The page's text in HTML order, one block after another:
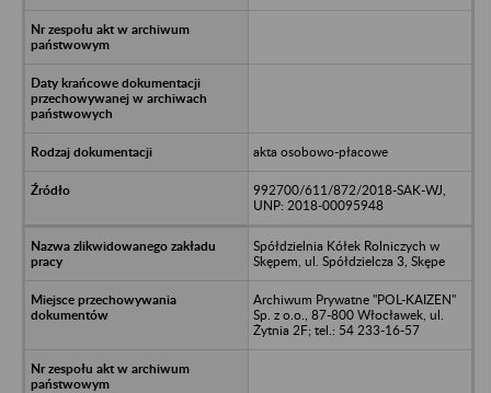
akta osobowo-płacowe
992700/611/872/2018-SAK-WJ,
UNP: 2018-00095948
Spółdzielnia Kółek Rolniczych w
Skępem, ul. Spółdzielcza 3, Skępe
Archiwum Prywatne "POL-KAIZEN"
Sp. z o.o., 87-800 Włocławek, ul.
Żytnia 2F; tel.: 54 233-16-57